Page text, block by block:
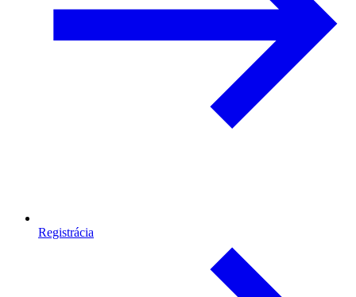
Registrácia